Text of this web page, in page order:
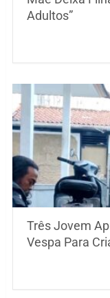
Adultos”
Três Jovem
Vespa Para